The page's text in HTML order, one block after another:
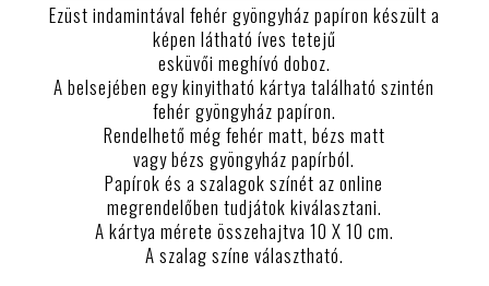
Ezüst indamintával fehér gyöngyház papíron készült a
képen látható íves tetejű
esküvői meghívó doboz.
A belsejében egy kinyitható kártya található szintén
fehér gyöngyház papíron.
Rendelhető még fehér matt, bézs matt
vagy bézs gyöngyház papírból.
Papírok és a szalagok színét az online
megrendelőben tudjátok kiválasztani.
A kártya mérete összehajtva 10 X 10 cm.
A szalag színe választható.